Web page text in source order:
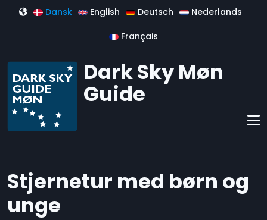
Gå til hovedindhold
Dansk English Deutsch Nederlands
Français
Dark Sky Møn
Guide
Stjernetur med børn og
unge